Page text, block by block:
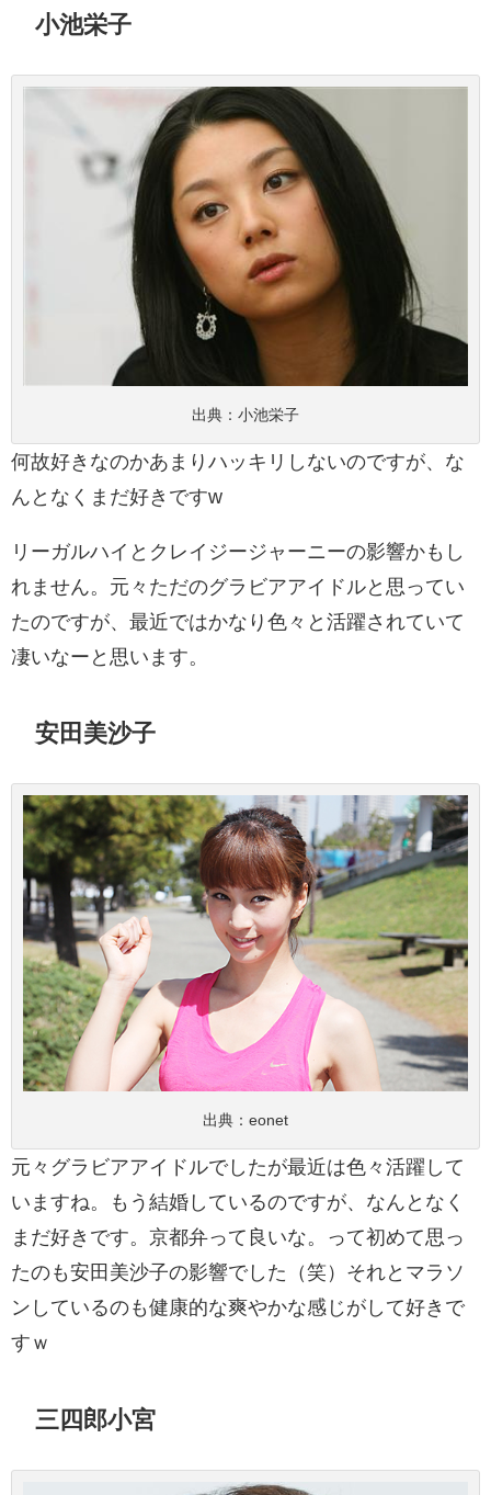
小池栄子
出典： 小池栄子
何故好きなのかあまりハッキリしないのですが、な
んとなくまだ好きですw
リーガルハイとクレイジージャーニーの影響かもし
れません。元々ただのグラビアアイドルと思ってい
たのですが、最近ではかなり色々と活躍されていて
凄いなーと思います。
安田美沙子
出典： eonet
元々グラビアアイドルでしたが最近は色々活躍して
いますね。もう結婚しているのですが、なんとなく
まだ好きです。京都弁って良いな。って初めて思っ
たのも安田美沙子の影響でした（笑）それとマラソ
ンしているのも健康的な爽やかな感じがして好きで
すｗ
三四郎小宮